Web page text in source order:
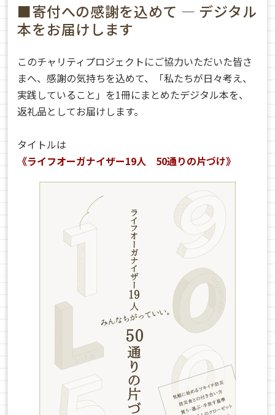
■寄付への感謝を込めて ― デジタル
本をお届けします
このチャリティプロジェクトにご協力いただいた皆さ
まへ、感謝の気持ちを込めて、「私たちが日々考え、
実践していること」を1冊にまとめたデジタル本を、
返礼品としてお届けします。
タイトルは
《ライフオーガナイザー19人 50通りの片づけ》